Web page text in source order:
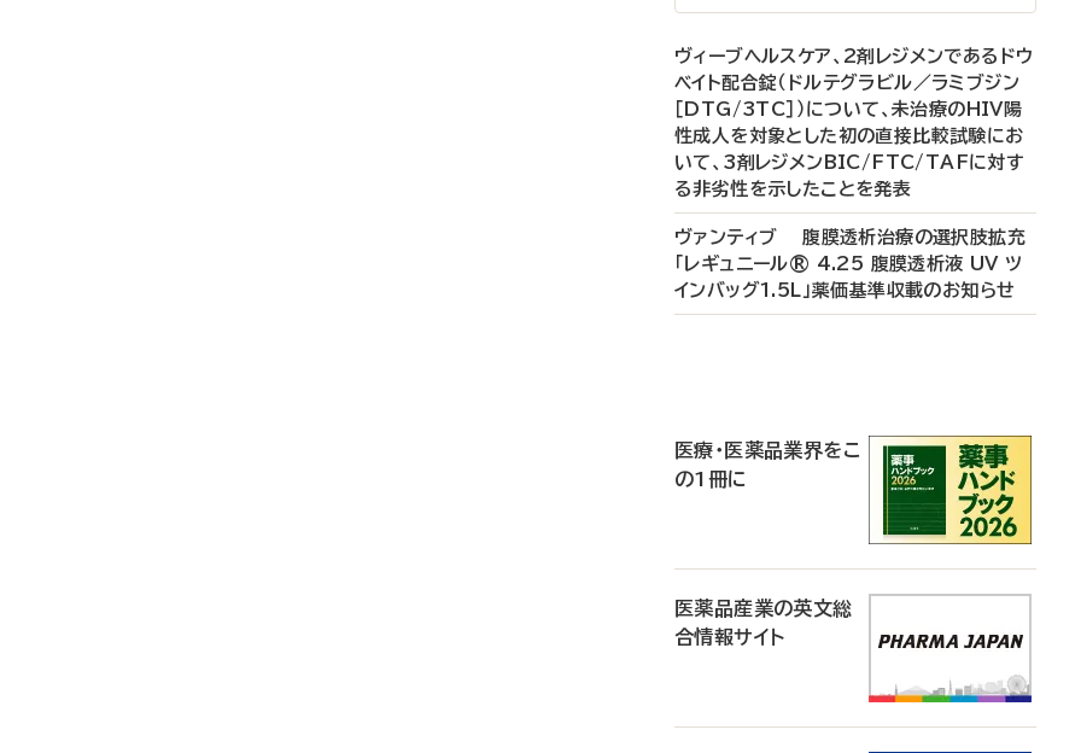
ヴィーブヘルスケア、2剤レジメンであるドウ
ベイト配合錠（ドルテグラビル／ラミブジン
［DTG/3TC］）について、未治療のHIV陽
性成人を対象とした初の直接比較試験にお
いて、3剤レジメンBIC/FTC/TAFに対す
る非劣性を示したことを発表
ヴァンティブ 腹膜透析治療の選択肢拡充
「レギュニール® 4.25 腹膜透析液 UV ツ
インバッグ1.5L」薬価基準収載のお知らせ
医療・医薬品業界をこ
の1冊に
医薬品産業の英文総
合情報サイト